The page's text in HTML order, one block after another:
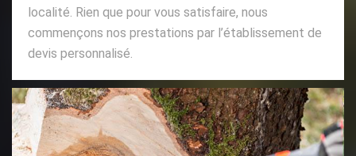
localité. Rien que pour vous satisfaire, nous
commençons nos prestations par l’établissement de
devis personnalisé.